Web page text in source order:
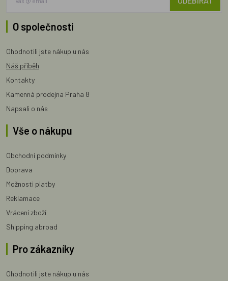
O společnosti
Ohodnotili jste nákup u nás
Náš příběh
Kontakty
Kamenná prodejna Praha 8
Napsali o nás
Vše o nákupu
Obchodní podmínky
Doprava
Možnosti platby
Reklamace
Vrácení zboží
Shipping abroad
Pro zákazníky
Ohodnotili jste nákup u nás